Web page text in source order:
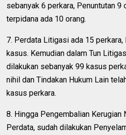
sebanyak 6 perkara, Penuntutan 9
terpidana ada 10 orang.
7. Perdata Litigasi ada 15
kasus. Kemudian dalam Tun
dilakukan sebanyak 99 kasus
nihil dan Tindakan Hukum Lain
kasus perkara.
8. Hingga Pengembalian Kerugian
Perdata, sudah dilakukan